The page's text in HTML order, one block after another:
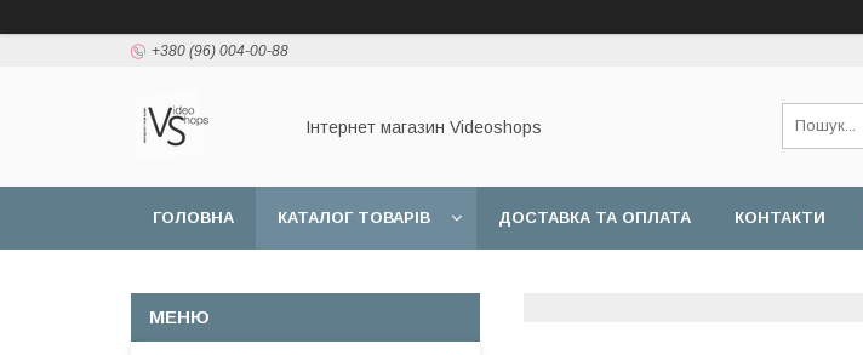
+380 (96) 004-00-88
Інтернет магазин Videoshops
ГОЛОВНА КАТАЛОГ ТОВАРІВ ДОСТАВКА ТА ОПЛАТА КОНТАКТИ